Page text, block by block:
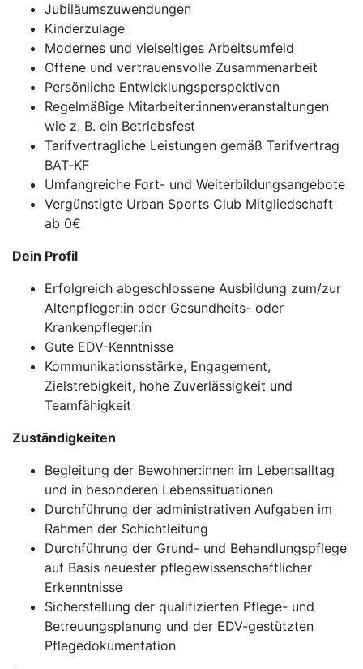
Jubiläumszuwendungen
Kinderzulage
Modernes und vielseitiges Arbeitsumfeld
Offene und vertrauensvolle Zusammenarbeit
Persönliche Entwicklungsperspektiven
Regelmäßige Mitarbeiter:innenveranstaltungen
wie z. B. ein Betriebsfest
Tarifvertragliche Leistungen gemäß Tarifvertrag
BAT‐KF
Umfangreiche Fort- und Weiterbildungsangebote
Vergünstigte Urban Sports Club Mitgliedschaft
ab 0€
Dein Profil
Erfolgreich abgeschlossene Ausbildung zum/zur
Altenpfleger:in oder Gesundheits- oder
Krankenpfleger:in
Gute EDV-Kenntnisse
Kommunikationsstärke, Engagement,
Zielstrebigkeit, hohe Zuverlässigkeit und
Teamfähigkeit
Zuständigkeiten
Begleitung der Bewohner:innen im Lebensalltag
und in besonderen Lebenssituationen
Durchführung der administrativen Aufgaben im
Rahmen der Schichtleitung
Durchführung der Grund- und Behandlungspflege
auf Basis neuester pflegewissenschaftlicher
Erkenntnisse
Sicherstellung der qualifizierten Pflege- und
Betreuungsplanung und der EDV-gestützten
Pflegedokumentation